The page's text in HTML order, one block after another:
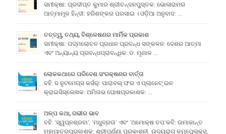
ସମୀକ୍ଷା: ପ୍ରଦୀପ୍ତ କୁମାର ଶ୍ରୀଚନ୍ଦନପୁସ୍ତକ: ଭୋଳାରାମର
ଆତ୍ମାମୂଳ ହିନ୍ଦୀ: ହରିଶଙ୍କର ପରସାଇ । ଓଡ଼ିଆ ଅନୁବାଦ: …
ତତ୍ତ୍ୱ, ତଥ୍ୟ, ବିଶ୍ଳେଷଣର ମାର୍ମିକ ପ୍ରକାଶ
ସମୀକ୍ଷା: ପଦ୍ମଲୋଚନ ପ୍ରଧାନ ପ୍ରବନ୍ଧ ସଙ୍କଳନ: ଦେଶର ଆତ୍ମା
ଏବଂ ଅନ୍ୟାନ୍ୟ ପ୍ରବନ୍ଧପ୍ରାବନ୍ଧିକ: ଡ. ମୃଣାଳ …
ଲୋକକଥାରେ ପରିବେଶ ସଂରକ୍ଷଣର ବାର୍ତ୍ତା
ବହି: ଦ ନୁଟମେଗ୍ସ କର୍ସର୍: ପାରାବଲ୍ ଫର ଏ ପ୍ଲାନେଟ୍ ଇନ
କ୍ରାଇସିସ୍ଲେଖକ: ଅମିତାଭ ଘୋଷପ୍ରକାଶକ: …
ଅଳ୍ପ କଥା, ଗଭୀର ଭାବ
ବହି: ‘ସ୍ୱପ୍ନଶ୍ରବା’, ‘ମଧୁବ୍ରତା’ ଏବଂ ‘ଅମୋକ୍ଷ ତପ’କବି: ଉମାକାନ୍ତ
ମହାପାତ୍ରପ୍ରକାଶକ: ଶ୍ରୀପର୍ଣ୍ଣା ପ୍ରକାଶନୀ, ଉଦୟରାଗ କମ୍ପେ୍ଲକ୍ସ,